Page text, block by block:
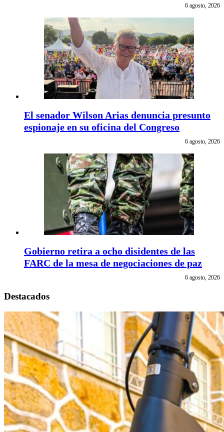
6 agosto, 2026
El senador Wilson Arias denuncia presunto
espionaje en su oficina del Congreso
6 agosto, 2026
Gobierno retira a ocho disidentes de las
FARC de la mesa de negociaciones de paz
6 agosto, 2026
Destacados